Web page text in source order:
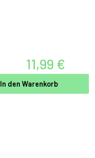
11,99 €
In den Warenkorb